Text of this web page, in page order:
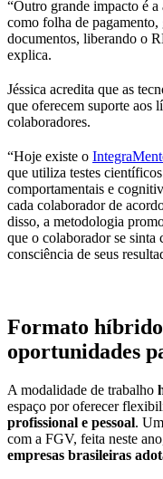
“Outro grande impacto é a
como folha de
documentos, liberando o
explica.
Jéssica acredita que as
que oferecem suporte aos
colaboradores.
“Hoje existe o
que utiliza testes
comportamentais e
cada colaborador de
disso, a metodologia
que o colaborador se sinta
consciência de seus
Formato
oportunidades
A modalidade de trabalho
espaço por oferecer
profissional e pessoal.
com a FGV, feita neste
empresas brasileiras